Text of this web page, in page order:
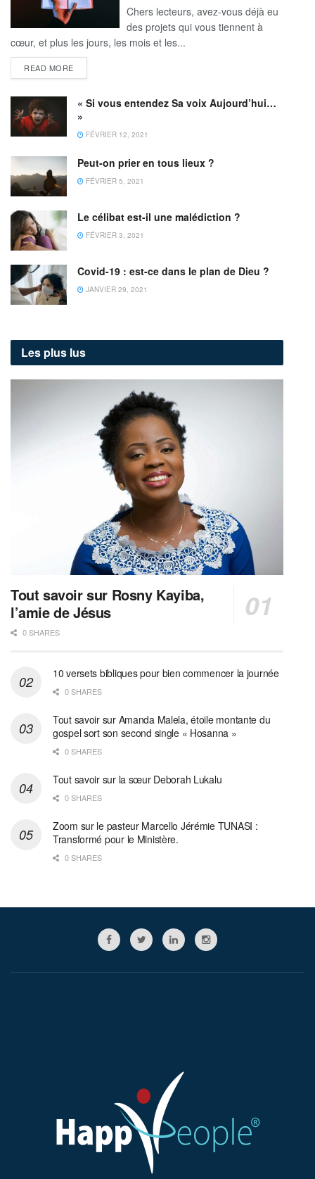
Chers lecteurs, avez-vous déjà eu
des projets qui vous tiennent à
cœur, et plus les jours, les mois et les...
READ MORE
« Si vous entendez Sa voix Aujourd’hui…
»
FÉVRIER 12, 2021
Peut-on prier en tous lieux ?
FÉVRIER 5, 2021
Le célibat est-il une malédiction ?
FÉVRIER 3, 2021
Covid-19 : est-ce dans le plan de Dieu ?
JANVIER 29, 2021
Les plus lus
Tout savoir sur Rosny Kayiba,
l’amie de Jésus
0 SHARES
10 versets bibliques pour bien commencer la journée
0 SHARES
Tout savoir sur Amanda Malela, étoile montante du
gospel sort son second single « Hosanna »
0 SHARES
Tout savoir sur la sœur Deborah Lukalu
0 SHARES
Zoom sur le pasteur Marcello Jérémie TUNASI :
Transformé pour le Ministère.
0 SHARES